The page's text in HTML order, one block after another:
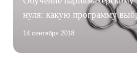
нуля: какую программу
14 сентября 2018